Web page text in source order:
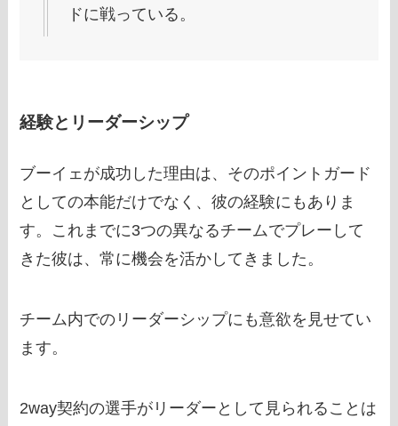
ドに戦っている。
経験とリーダーシップ
ブーイェが成功した理由は、そのポイントガード
としての本能だけでなく、彼の経験にもありま
す。これまでに3つの異なるチームでプレーして
きた彼は、常に機会を活かしてきました。
チーム内でのリーダーシップにも意欲を見せてい
ます。
2way契約の選手がリーダーとして見られることは